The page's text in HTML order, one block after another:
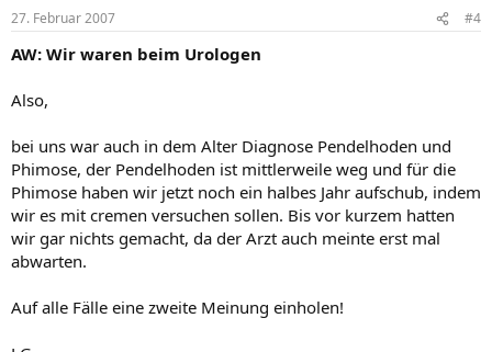
27. Februar 2007 #4
AW: Wir waren beim Urologen
Also,
bei uns war auch in dem Alter Diagnose Pendelhoden und
Phimose, der Pendelhoden ist mittlerweile weg und für die
Phimose haben wir jetzt noch ein halbes Jahr aufschub, indem
wir es mit cremen versuchen sollen. Bis vor kurzem hatten
wir gar nichts gemacht, da der Arzt auch meinte erst mal
abwarten.
Auf alle Fälle eine zweite Meinung einholen!